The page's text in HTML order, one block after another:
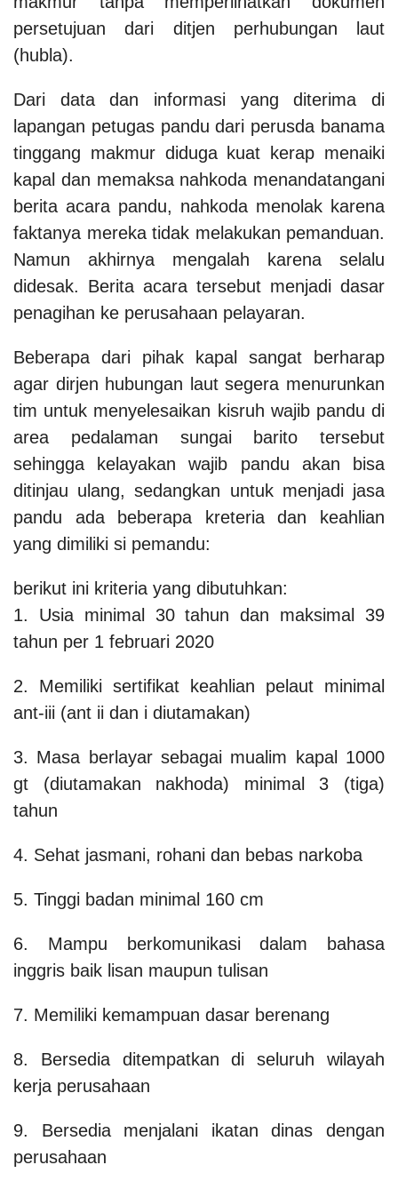
persetujuan dari ditjen perhubungan laut
(hubla).
Dari data dan informasi yang diterima di
lapangan petugas pandu dari perusda banama
tinggang makmur diduga kuat kerap menaiki
kapal dan memaksa nahkoda menandatangani
berita acara pandu, nahkoda menolak karena
faktanya mereka tidak melakukan pemanduan.
Namun akhirnya mengalah karena selalu
didesak. Berita acara tersebut menjadi dasar
penagihan ke perusahaan pelayaran.
Beberapa dari pihak kapal sangat berharap
agar dirjen hubungan laut segera menurunkan
tim untuk menyelesaikan kisruh wajib pandu di
area pedalaman sungai barito tersebut
sehingga kelayakan wajib pandu akan bisa
ditinjau ulang, sedangkan untuk menjadi jasa
pandu ada beberapa kreteria dan keahlian
yang dimiliki si pemandu:
berikut ini kriteria yang dibutuhkan:
1. Usia minimal 30 tahun dan maksimal 39
tahun per 1 februari 2020
2. Memiliki sertifikat keahlian pelaut minimal
ant-iii (ant ii dan i diutamakan)
3. Masa berlayar sebagai mualim kapal 1000
gt (diutamakan nakhoda) minimal 3 (tiga)
tahun
4. Sehat jasmani, rohani dan bebas narkoba
5. Tinggi badan minimal 160 cm
6. Mampu berkomunikasi dalam bahasa
inggris baik lisan maupun tulisan
7. Memiliki kemampuan dasar berenang
8. Bersedia ditempatkan di seluruh wilayah
kerja perusahaan
9. Bersedia menjalani ikatan dinas dengan
perusahaan